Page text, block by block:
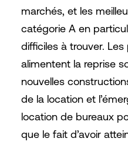
marchés, et les
catégorie A en
difficiles à trouver.
alimentent la reprise
nouvelles
de la location et
location de bureaux
que le fait d’avoir